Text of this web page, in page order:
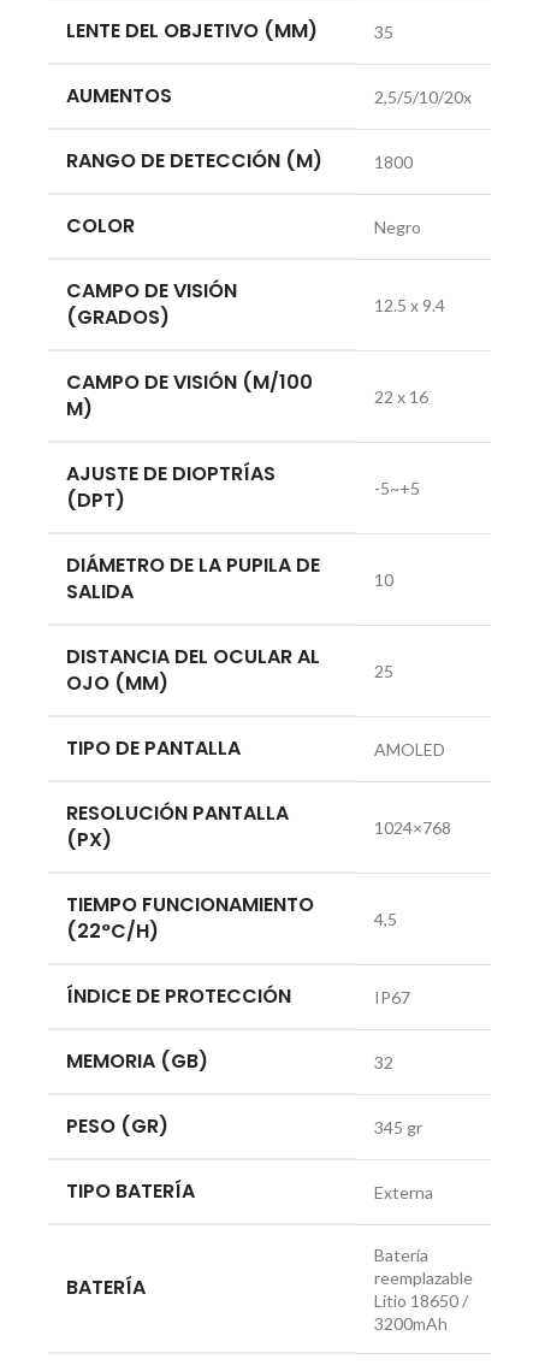
LENTE DEL OBJETIVO (MM) 35
AUMENTOS 2,5/5/10/20x
RANGO DE DETECCIÓN (M) 1800
COLOR Negro
CAMPO DE VISIÓN
(GRADOS)
12.5 x 9.4
CAMPO DE VISIÓN (M/100
M)
22 x 16
AJUSTE DE DIOPTRÍAS
(DPT)
-5~+5
DIÁMETRO DE LA PUPILA DE
SALIDA
10
DISTANCIA DEL OCULAR AL
OJO (MM)
25
TIPO DE PANTALLA AMOLED
RESOLUCIÓN PANTALLA
(PX)
1024×768
TIEMPO FUNCIONAMIENTO
(22°C/H)
4,5
ÍNDICE DE PROTECCIÓN IP67
MEMORIA (GB) 32
PESO (GR) 345 gr
TIPO BATERÍA Externa
BATERÍA
Batería
reemplazable
Litio 18650 /
3200mAh